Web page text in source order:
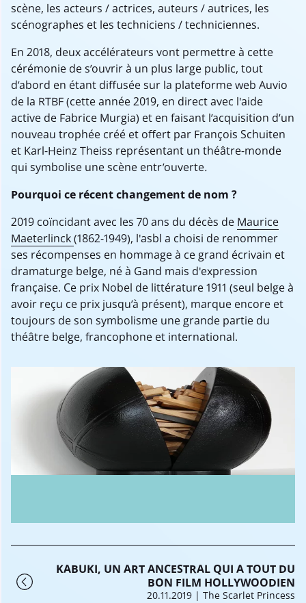
scène, les acteurs / actrices, auteurs / autrices, les
scénographes et les techniciens / techniciennes.
En 2018, deux accélérateurs vont permettre à cette
cérémonie de s’ouvrir à un plus large public, tout
d’abord en étant diffusée sur la plateforme web Auvio
de la RTBF (cette année 2019, en direct avec l'aide
active de Fabrice Murgia) et en faisant l’acquisition d’un
nouveau trophée créé et offert par François Schuiten
et Karl-Heinz Theiss représentant un théâtre-monde
qui symbolise une scène entr’ouverte.
Pourquoi ce récent changement de nom ?
2019 coïncidant avec les 70 ans du décès de Maurice
Maeterlinck(1862-1949), l'asbl a choisi de renommer
ses récompenses en hommage à ce grand écrivain et
dramaturge belge, né à Gand mais d'expression
française. Ce prix Nobel de littérature 1911 (seul belge à
avoir reçu ce prix jusqu’à présent), marque encore et
toujours de son symbolisme une grande partie du
théâtre belge, francophone et international.
KABUKI, UN ART ANCESTRAL QUI A TOUT DU
BON FILM HOLLYWOODIEN
20.11.2019 | The Scarlet Princess